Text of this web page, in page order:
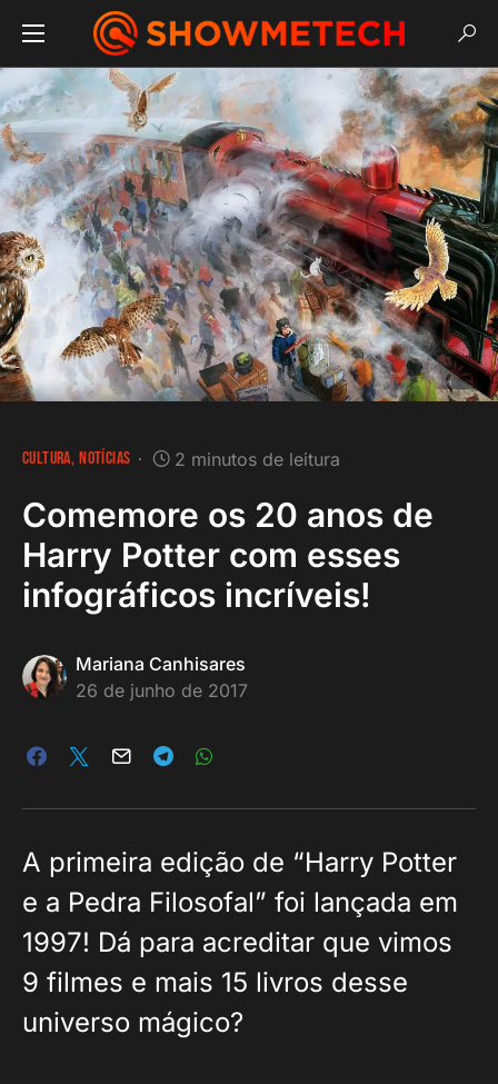
CULTURA NOTÍCIAS 2 minutos de leitura
Comemore os 20 anos de
Harry Potter com esses
infográficos incríveis!
Mariana Canhisares
26 de junho de 2017
A primeira edição de “Harry Potter
e a Pedra Filosofal” foi lançada em
1997! Dá para acreditar que vimos
9 filmes e mais 15 livros desse
universo mágico?